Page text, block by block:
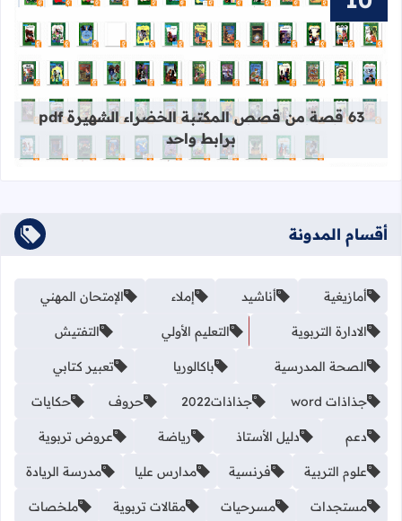
قراءة المزيد عن 63 قصة من قصص المكتبة الخضراء الشهيرة pdf برابط واحد
63 قصة من قصص المكتبة الخضراء الشهيرة pdf
برابط واحد
أقسام المدونة
أمازيغية أناشيد إملاء الإمتحان المهني
الادارة التربوية التعليم الأولي التفتيش
الصحة المدرسية باكالوريا تعبير كتابي
جذاذات word جذاذات2022 حروف حكايات
دعم دليل الأستاذ رياضة عروض تربوية
علوم التربية فرنسية مدارس عليا مدرسة الريادة
مستجدات مسرحيات مقالات تربوية ملخصات